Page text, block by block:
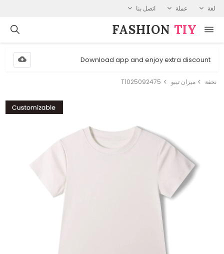
لغة عملة اتصل بنا
FASHION⁠ TIY
Download app and enjoy extra discount
نحفة ميزان تيبو T1025092475